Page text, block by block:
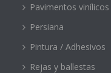
Pavimentos vinílicos
Persiana
Pintura / Adhesivos
Rejas y ballestas